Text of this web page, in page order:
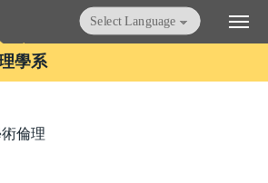
學系
Translate
倫理